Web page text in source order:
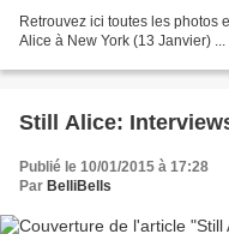
Retrouvez ici toutes les photos
Alice à New York (13 Janvier)
Still Alice:
Publié le 10/01/2015 à 17:28
Par BelliBells